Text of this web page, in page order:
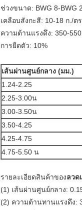
ช่วงขนาด: BWG 8-BWG
เคลือบสังกะสี: 10-18 ก./ต
ความต้านแรงดึง: 350-
การยืดตัว: 10%
เส้นผ่านศูนย์กลาง (มม.)
1.24-2.25
2.25-3.00น
3.00-3.50น
3.50-4.25
4.25-4.75
4.75-5.50 น
รายละเอียดสินค้าของลวด
(1) เส้นผ่านศูนย์กลาง:
(2) ความต้านทานแรงดึง: